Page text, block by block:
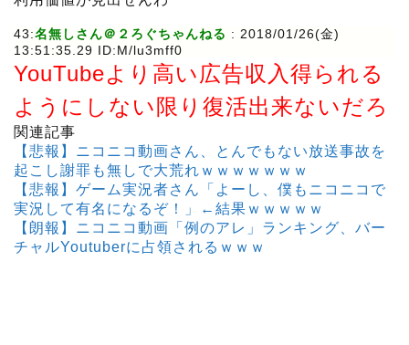
43:名無しさん＠２ろぐちゃんねる : 2018/01/26(金)
13:51:35.29 ID:M/lu3mff0
YouTubeより高い広告収入得られる
ようにしない限り復活出来ないだろ
関連記事
【悲報】ニコニコ動画さん、とんでもない放送事故を
起こし謝罪も無しで大荒れｗｗｗｗｗｗｗ
【悲報】ゲーム実況者さん「よーし、僕もニコニコで
実況して有名になるぞ！」←結果ｗｗｗｗｗ
【朗報】ニコニコ動画「例のアレ」ランキング、バー
チャルYoutuberに占領されるｗｗｗ